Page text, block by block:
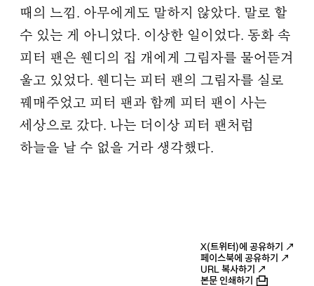
때의 느낌. 아무에게도 말하지 않았다. 말로 할
수 있는 게 아니었다. 이상한 일이었다. 동화 속
피터 팬은 웬디의 집 개에게 그림자를 물어뜯겨
울고 있었다. 웬디는 피터 팬의 그림자를 실로
꿰매주었고 피터 팬과 함께 피터 팬이 사는
세상으로 갔다. 나는 더이상 피터 팬처럼
하늘을 날 수 없을 거라 생각했다.
X(트위터)에 공유하기 ↗
페이스북에 공유하기 ↗
URL 복사하기 ↗
본문 인쇄하기